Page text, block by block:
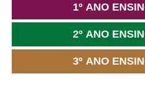
1º ANO
2º ANO
3º ANO